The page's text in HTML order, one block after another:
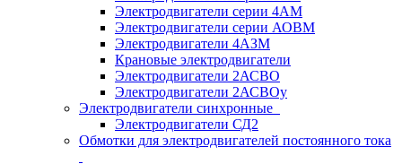
Электродвигатели серии 4АМ
Электродвигатели серии АОВМ
Электродвигатели 4АЗМ
Крановые электродвигатели
Электродвигатели 2АСВО
Электродвигатели 2АСВОу
Электродвигатели синхронные
Электродвигатели СД2
Обмотки для электродвигателей постоянного тока